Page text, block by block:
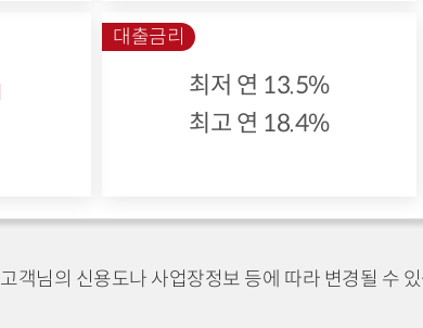
대출금리
최저 연 13.5%
최고 연 18.4%
고객님의 신용도나 사업장정보 등에 따라 변경될 수